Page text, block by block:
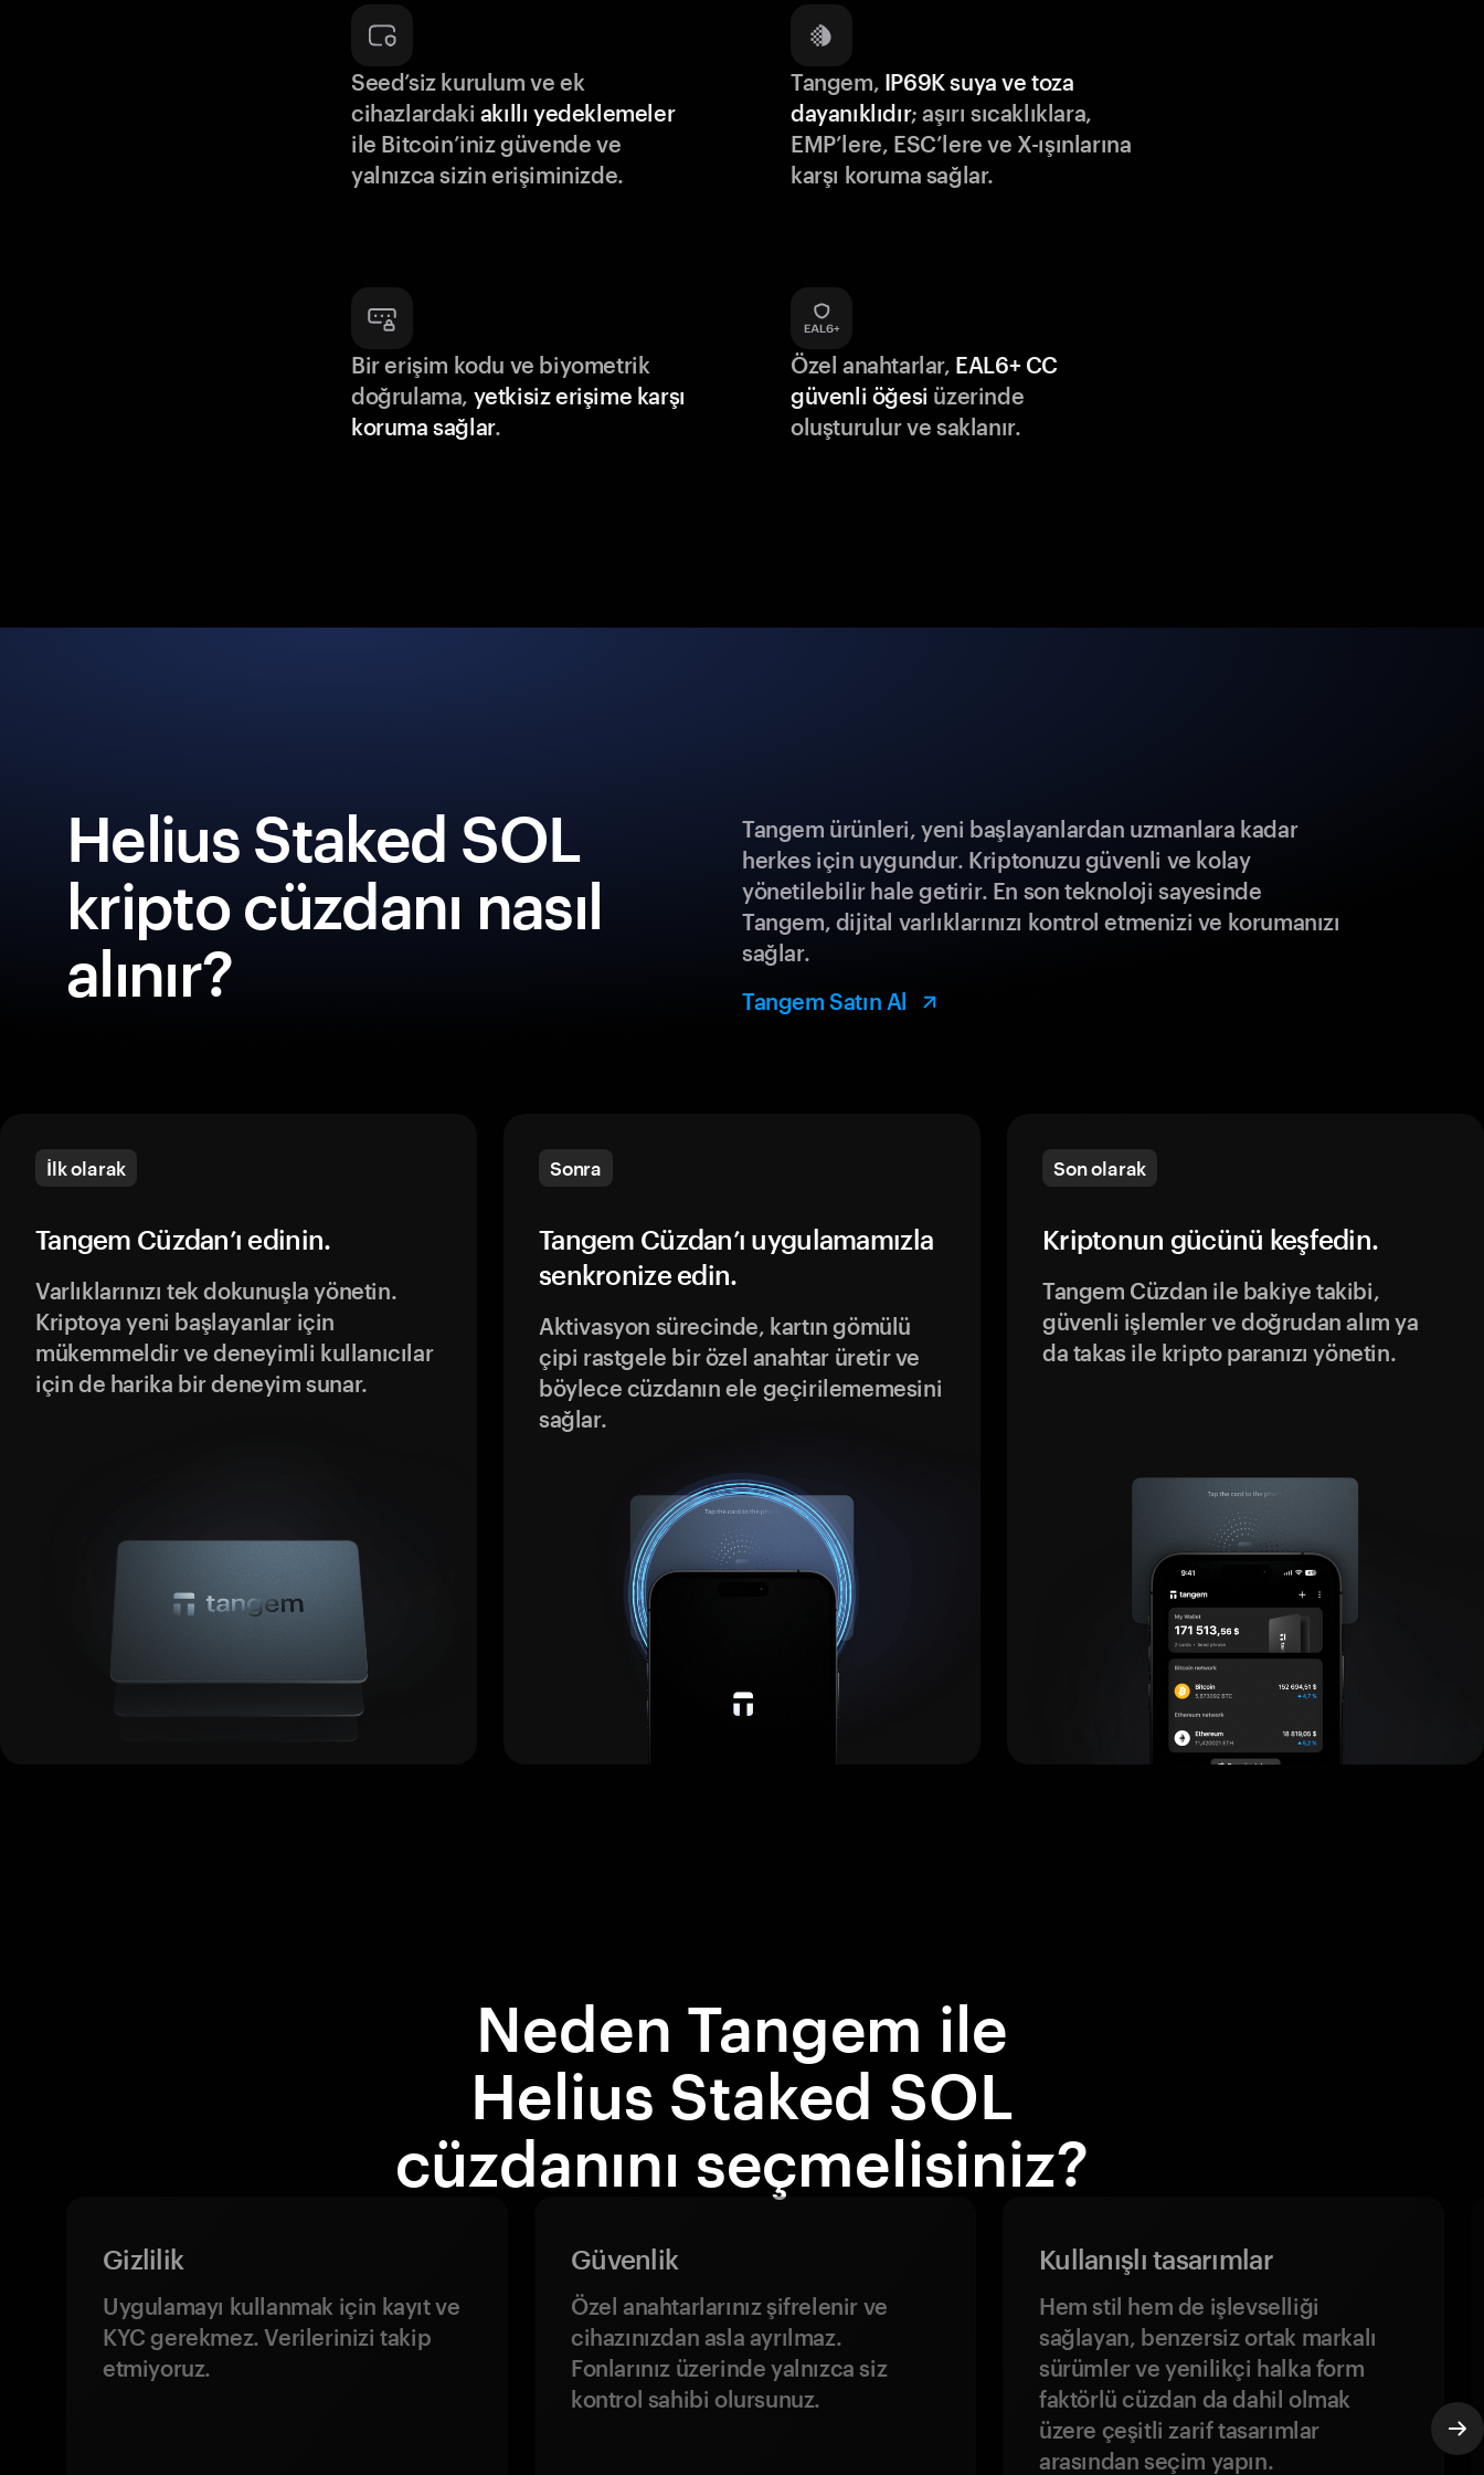
Seed’siz kurulum ve ek
cihazlardaki akıllı yedeklemeler
ile Bitcoin’iniz güvende ve
yalnızca sizin erişiminizde.
Tangem, IP69K suya ve toza
dayanıklıdır; aşırı sıcaklıklara,
EMP’lere, ESC’lere ve X-ışınlarına
karşı koruma sağlar.
Bir erişim kodu ve biyometrik
doğrulama, yetkisiz erişime karşı
koruma sağlar.
Özel anahtarlar, EAL6+ CC
güvenli öğesi üzerinde
oluşturulur ve saklanır.
Helius Staked SOL
kripto cüzdanı nasıl
alınır?
Tangem ürünleri, yeni başlayanlardan uzmanlara kadar
herkes için uygundur. Kriptonuzu güvenli ve kolay
yönetilebilir hale getirir. En son teknoloji sayesinde
Tangem, dijital varlıklarınızı kontrol etmenizi ve korumanızı
sağlar.
Tangem Satın Al
İlk olarak
Tangem Cüzdan’ı edinin.
Varlıklarınızı tek dokunuşla yönetin.
Kriptoya yeni başlayanlar için
mükemmeldir ve deneyimli kullanıcılar
için de harika bir deneyim sunar.
Sonra
Tangem Cüzdan’ı uygulamamızla
senkronize edin.
Aktivasyon sürecinde, kartın gömülü
çipi rastgele bir özel anahtar üretir ve
böylece cüzdanın ele geçirilememesini
sağlar.
Son olarak
Kriptonun gücünü keşfedin.
Tangem Cüzdan ile bakiye takibi,
güvenli işlemler ve doğrudan alım ya
da takas ile kripto paranızı yönetin.
Neden Tangem ile
Helius Staked SOL
cüzdanını seçmelisiniz?
Gizlilik
Uygulamayı kullanmak için kayıt ve
KYC gerekmez. Verilerinizi takip
etmiyoruz.
Güvenlik
Özel anahtarlarınız şifrelenir ve
cihazınızdan asla ayrılmaz.
Fonlarınız üzerinde yalnızca siz
kontrol sahibi olursunuz.
Kullanışlı tasarımlar
Hem stil hem de işlevselliği
sağlayan, benzersiz ortak markalı
sürümler ve yenilikçi halka form
faktörlü cüzdan da dahil olmak
üzere çeşitli zarif tasarımlar
arasından seçim yapın.